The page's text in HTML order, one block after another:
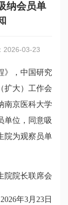
纳会员单
2026-03-23
》， 中国研究
扩大）工作会
南京医科大学
单位，同意吸
院为观察员单
院院长联席会
2026年3月23日